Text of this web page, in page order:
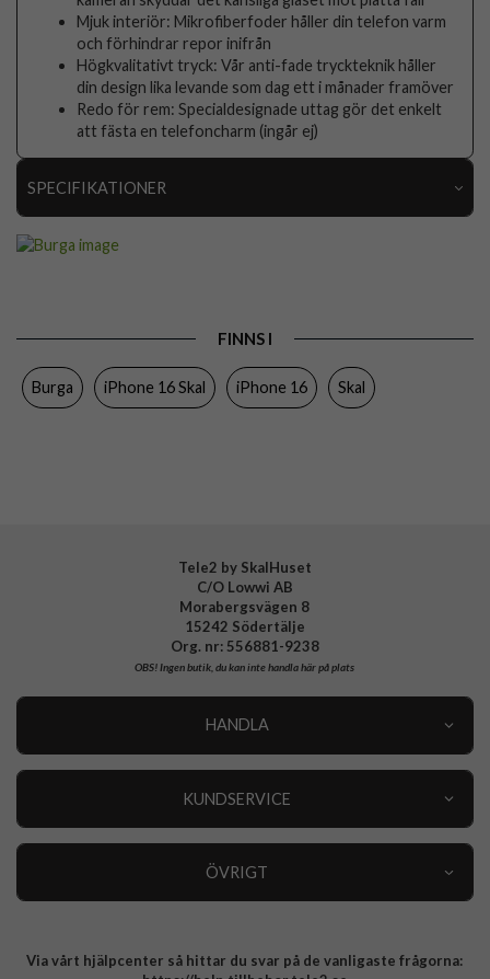
Mjuk interiör: Mikrofiberfoder håller din telefon varm
och förhindrar repor inifrån
Högkvalitativt tryck: Vår anti-fade tryckteknik håller
din design lika levande som dag ett i månader framöver
Redo för rem: Specialdesignade uttag gör det enkelt
att fästa en telefoncharm (ingår ej)
SPECIFIKATIONER
Färg
FINNS I
Burga iPhone 16 Skal iPhone 16 Skal
Tele2 by SkalHuset
C/O Lowwi AB
Morabergsvägen 8
15242 Södertälje
Org. nr: 556881-9238
OBS!Ingen butik, du kan inte handla här på plats
HANDLA
KUNDSERVICE
ÖVRIGT
Integritetspolicy
Via vårt hjälpcenter så hittar du svar på de vanligaste frågorna: